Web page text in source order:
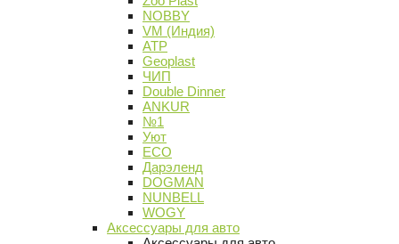
NOBBY
VM (Индия)
АТР
Geoplast
ЧИП
Double Dinner
ANKUR
№1
Уют
ECO
Дарэленд
DOGMAN
NUNBELL
WOGY
Аксессуары для авто